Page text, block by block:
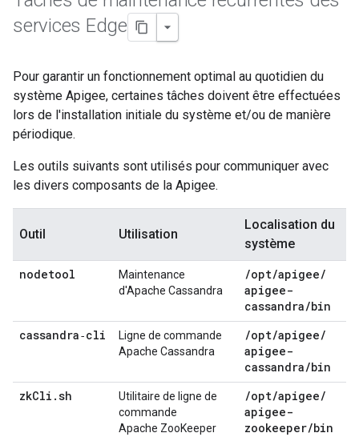
services Edge
Pour garantir un fonctionnement optimal au quotidien du
système Apigee, certaines tâches doivent être effectuées
lors de l'installation initiale du système et/ou de manière
périodique.
Les outils suivants sont utilisés pour communiquer avec
les divers composants de la Apigee.
Outil Utilisation
Localisation du
système
nodetool
Maintenance
d'Apache Cassandra
/opt/apigee/
apigee-
cassandra/bin
cassandra‑cli
Ligne de commande
Apache Cassandra
/opt/apigee/
apigee-
cassandra/bin
zkCli .sh
Utilitaire de ligne de
commande
Apache ZooKeeper
/opt/apigee/
apigee-
zookeeper/bin